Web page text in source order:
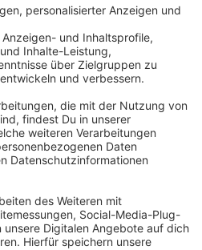
Zustimmung, um
anzuzeigen.
eines Drittanbieters, um
Bitte lese dir die Details
des Service zu, um